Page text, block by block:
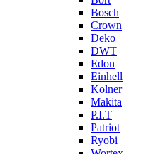
Bosch
Crown
Deko
DWT
Edon
Einhell
Kolner
Makita
P.I.T
Patriot
Ryobi